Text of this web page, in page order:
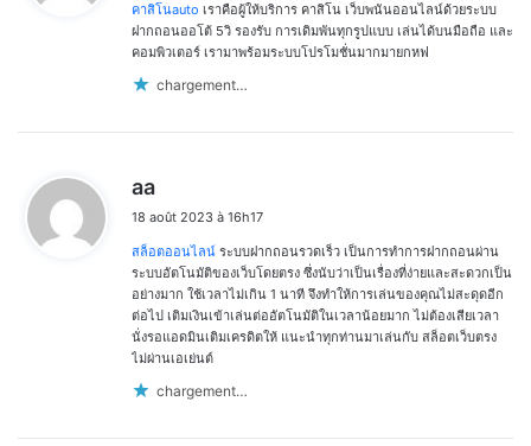
:
คาสิโนauto เราคือผู้ให้บริการ คาสิโน เว็บพนันออนไลน์ด้วยระบบ
ฝากถอนออโต้ 5วิ รองรับ การเดิมพันทุกรูปแบบ เล่นได้บนมือถือ และ
คอมพิวเตอร์ เรามาพร้อมระบบโปรโมชั่นมากมายกหฟ
chargement…
aa
t
:
18 août 2023 à 16h17
สล็อตออนไลน์ ระบบฝากถอนรวดเร็ว เป็นการทำการฝากถอนผ่าน
ระบบอัตโนมัติของเว็บโดยตรง ซึ่งนับว่าเป็นเรื่องที่ง่ายและสะดวกเป็น
อย่างมาก ใช้เวลาไม่เกิน 1 นาที จึงทำให้การเล่นของคุณไม่สะดุดอีก
ต่อไป เติมเงินเข้าเล่นต่ออัตโนมัติในเวลาน้อยมาก ไม่ต้องเสียเวลา
นั่งรอแอดมินเติมเครดิตให้ แนะนำทุกท่านมาเล่นกับ สล็อตเว็บตรง
ไม่ผ่านเอเย่นต์
chargement…